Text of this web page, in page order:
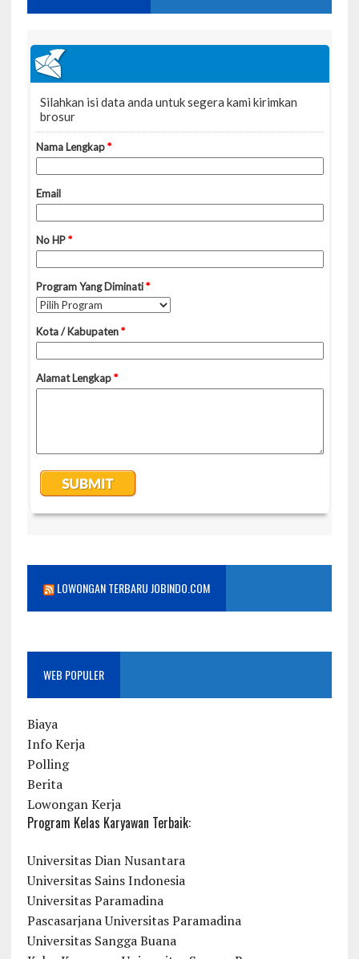
LOWONGAN TERBARU JOBINDO.COM
WEB POPULER
Biaya
Info Kerja
Polling
Berita
Lowongan Kerja
Program Kelas Karyawan Terbaik:
Universitas Dian Nusantara
Universitas Sains Indonesia
Universitas Paramadina
Pascasarjana Universitas Paramadina
Universitas Sangga Buana